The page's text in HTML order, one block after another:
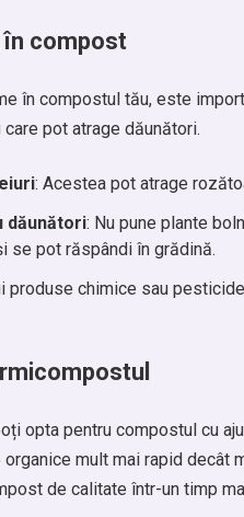
în compost
în compostul tău, este
pot atrage dăunători.
: Acestea pot atrage
dăunători: Nu pune plante
se pot răspândi în grădină.
produse chimice sau
opta pentru compostul cu
mult mai rapid
de calitate într-un timp